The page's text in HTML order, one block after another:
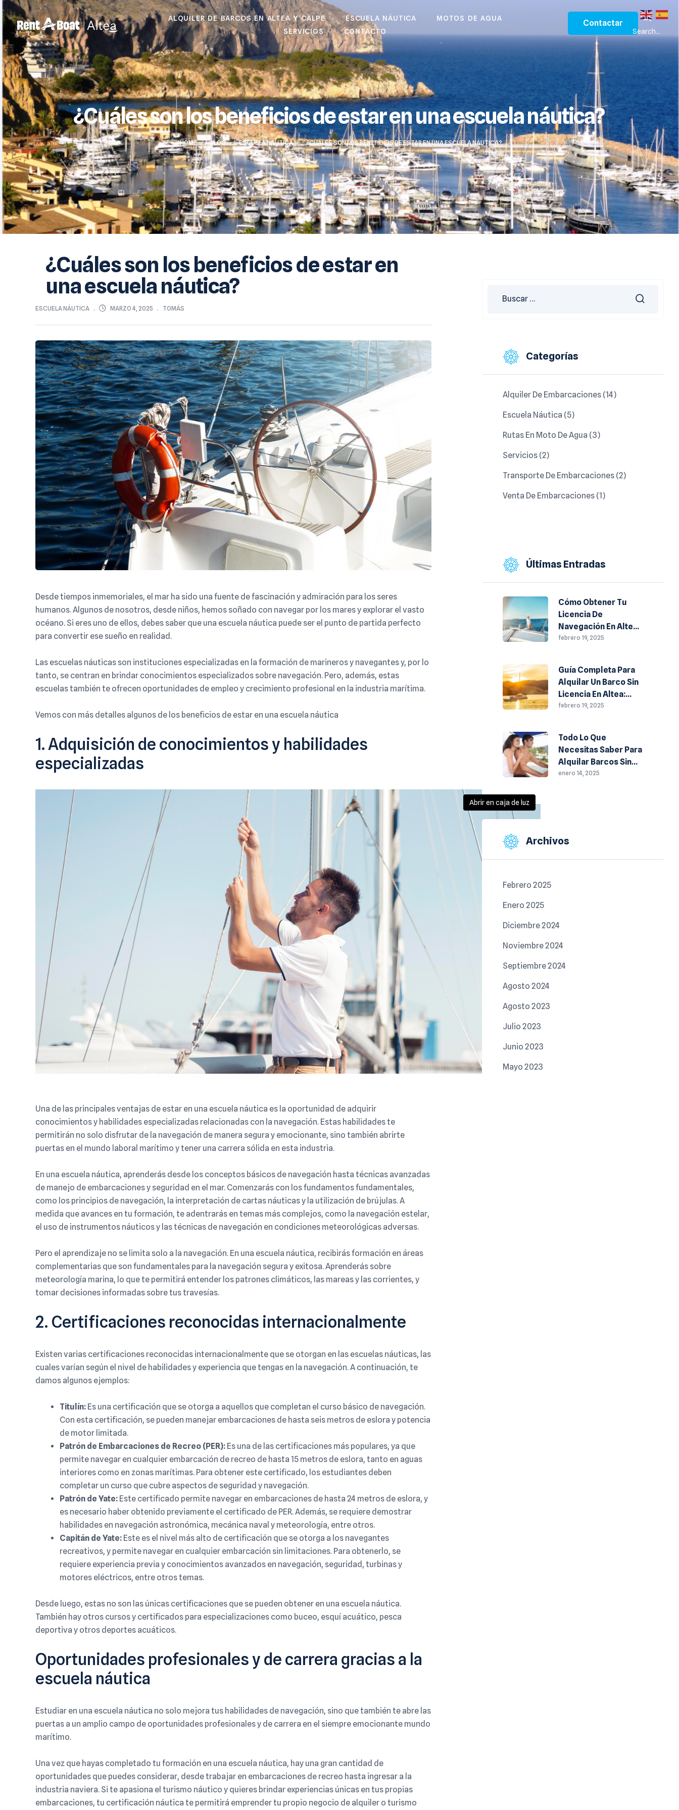
ALQUILER DE BARCOS EN ALTEA Y CALPE ESCUELA NÁUTICA
MOTOS DE AGUA
SERVICIOS
CONTACTO
Contactar
Search...
¿Cuáles son los beneficios de estar en una escuela náutica?
HOME > BLOG > ESCUELA NÁUTICA > ¿CUÁLES SON LOS BENEFICIOS DE ESTAR EN UNA ESCUELA NÁUTICA?
¿Cuáles son los beneficios de estar en
una escuela náutica?
ESCUELA NÁUTICA MARZO 4, 2025 TOMÁS
Desde tiempos inmemoriales, el mar ha sido una fuente de fascinación y admiración para los seres
humanos. Algunos de nosotros, desde niños, hemos soñado con navegar por los mares y explorar el vasto
océano. Si eres uno de ellos, debes saber que una escuela náutica puede ser el punto de partida perfecto
para convertir ese sueño en realidad.
Las escuelas náuticas son instituciones especializadas en la formación de marineros y navegantes y, por lo
tanto, se centran en brindar conocimientos especializados sobre navegación. Pero, además, estas
escuelas también te ofrecen oportunidades de empleo y crecimiento profesional en la industria marítima.
Vemos con más detalles algunos de los beneficios de estar en una escuela náutica
1. Adquisición de conocimientos y habilidades
especializadas
Abrir en caja de luz
Una de las principales ventajas de estar en una escuela náutica es la oportunidad de adquirir
conocimientos y habilidades especializadas relacionadas con la navegación. Estas habilidades te
permitirán no solo disfrutar de la navegación de manera segura y emocionante, sino también abrirte
puertas en el mundo laboral marítimo y tener una carrera sólida en esta industria.
En una escuela náutica, aprenderás desde los conceptos básicos de navegación hasta técnicas avanzadas
de manejo de embarcaciones y seguridad en el mar. Comenzarás con los fundamentos fundamentales,
como los principios de navegación, la interpretación de cartas náuticas y la utilización de brújulas. A
medida que avances en tu formación, te adentrarás en temas más complejos, como la navegación estelar,
el uso de instrumentos náuticos y las técnicas de navegación en condiciones meteorológicas adversas.
Pero el aprendizaje no se limita solo a la navegación. En una escuela náutica, recibirás formación en áreas
complementarias que son fundamentales para la navegación segura y exitosa. Aprenderás sobre
meteorología marina, lo que te permitirá entender los patrones climáticos, las mareas y las corrientes, y
tomar decisiones informadas sobre tus travesías.
2. Certificaciones reconocidas internacionalmente
Existen varias certificaciones reconocidas internacionalmente que se otorgan en las escuelas náuticas, las
cuales varían según el nivel de habilidades y experiencia que tengas en la navegación. A continuación, te
damos algunos ejemplos:
Titulín: Es una certificación que se otorga a aquellos que completan el curso básico de navegación.
Con esta certificación, se pueden manejar embarcaciones de hasta seis metros de eslora y potencia
de motor limitada.
Patrón de Embarcaciones de Recreo (PER): Es una de las certificaciones más populares, ya que
permite navegar en cualquier embarcación de recreo de hasta 15 metros de eslora, tanto en aguas
interiores como en zonas marítimas. Para obtener este certificado, los estudiantes deben
completar un curso que cubre aspectos de seguridad y navegación.
Patrón de Yate: Este certificado permite navegar en embarcaciones de hasta 24 metros de eslora, y
es necesario haber obtenido previamente el certificado de PER. Además, se requiere demostrar
habilidades en navegación astronómica, mecánica naval y meteorología, entre otros.
Capitán de Yate: Este es el nivel más alto de certificación que se otorga a los navegantes
recreativos, y permite navegar en cualquier embarcación sin limitaciones. Para obtenerlo, se
requiere experiencia previa y conocimientos avanzados en navegación, seguridad, turbinas y
motores eléctricos, entre otros temas.
Desde luego, estas no son las únicas certificaciones que se pueden obtener en una escuela náutica.
También hay otros cursos y certificados para especializaciones como buceo, esquí acuático, pesca
deportiva y otros deportes acuáticos.
Oportunidades profesionales y de carrera gracias a la
escuela náutica
Estudiar en una escuela náutica no solo mejora tus habilidades de navegación, sino que también te abre las
puertas a un amplio campo de oportunidades profesionales y de carrera en el siempre emocionante mundo
marítimo.
Una vez que hayas completado tu formación en una escuela náutica, hay una gran cantidad de
oportunidades que puedes considerar, desde trabajar en embarcaciones de recreo hasta ingresar a la
industria naviera. Si te apasiona el turismo náutico y quieres brindar experiencias únicas en tus propias
embarcaciones, tu certificación náutica te permitirá emprender tu propio negocio de alquiler o turismo
Categorías
Alquiler De Embarcaciones (14)
Escuela Náutica (5)
Rutas En Moto De Agua (3)
Servicios (2)
Transporte De Embarcaciones (2)
Venta De Embarcaciones (1)
Últimas Entradas
Cómo Obtener Tu
Licencia De
Navegación En Altea:
Requisitos Y Pasos A
febrero 19, 2025
Guía Completa Para
Alquilar Un Barco Sin
Licencia En Altea:
Todo Lo Que
febrero 19, 2025
Todo Lo Que
Necesitas Saber Para
Alquilar Barcos Sin
Licencia En Altea
enero 14, 2025
Archivos
Febrero 2025
Enero 2025
Diciembre 2024
Noviembre 2024
Septiembre 2024
Agosto 2024
Agosto 2023
Julio 2023
Junio 2023
Mayo 2023